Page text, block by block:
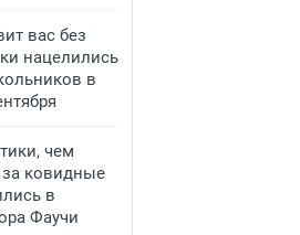
вас без
нацелились
в
чем
ковидные
в
Фаучи